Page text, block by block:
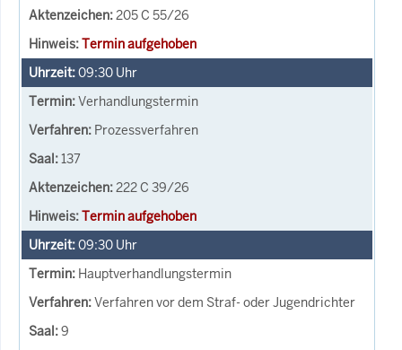
205 C 55/26
Termin aufgehoben
09:30 Uhr
Verhandlungstermin
Prozessverfahren
137
222 C 39/26
Termin aufgehoben
09:30 Uhr
Hauptverhandlungstermin
Verfahren vor dem Straf- oder Jugendrichter
9